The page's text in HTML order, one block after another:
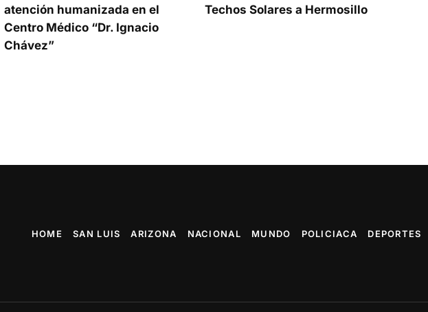
atención humanizada en el
Centro Médico “Dr. Ignacio
Chávez”
Techos Solares a Hermosillo
HOME SAN LUIS ARIZONA NACIONAL MUNDO POLICIACA DEPORTES